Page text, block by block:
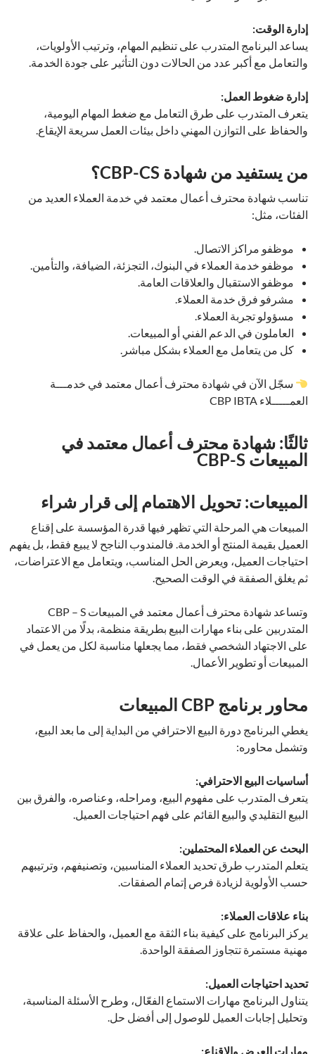
إدارة الوقت:
يساعد البرنامج المتدرب على تنظيم المهام، وترتيب الأولويات،
والتعامل مع أكبر عدد من الحالات دون التأثير على جودة الخدمة.
إدارة ضغوط العمل:
يتعرف المتدرب على طرق التعامل مع ضغط المهام اليومية،
والحفاظ على التوازن المهني داخل بيئات العمل سريعة الإيقاع.
من يستفيد من شهادة CBP-CS؟
تناسب شهادة محترف أعمال معتمد في خدمة العملاء العديد من
الفئات، مثل:
موظفو مراكز الاتصال.
موظفو خدمة العملاء في البنوك، التجزئة، الضيافة، والتأمين.
موظفو الاستقبال والعلاقات العامة.
مشرفو فرق خدمة العملاء.
مسؤولو تجربة العملاء.
العاملون في الدعم الفني أو المبيعات.
كل من يتعامل مع العملاء بشكل مباشر.
سجّل الآن في شهادة محترف أعمال معتمد في خدمـــة
العمـــــلاء CBP IBTA
ثالثًا: شهادة محترف أعمال معتمد في
المبيعات CBP-S
المبيعات: تحويل الاهتمام إلى قرار شراء
المبيعات هي المرحلة التي تظهر فيها قدرة المؤسسة على إقناع
العميل بقيمة المنتج أو الخدمة. فالمندوب الناجح لا يبيع فقط، بل يفهم
احتياجات العميل، ويعرض الحل المناسب، ويتعامل مع الاعتراضات،
ثم يغلق الصفقة في الوقت الصحيح.
وتساعد شهادة محترف أعمال معتمد في المبيعات CBP – S
المتدربين على بناء مهارات البيع بطريقة منظمة، بدلًا من الاعتماد
على الاجتهاد الشخصي فقط، مما يجعلها مناسبة لكل من يعمل في
المبيعات أو تطوير الأعمال.
محاور برنامج CBP المبيعات
يغطي البرنامج دورة البيع الاحترافي من البداية إلى ما بعد البيع،
وتشمل محاوره:
أساسيات البيع الاحترافي:
يتعرف المتدرب على مفهوم البيع، ومراحله، وعناصره، والفرق بين
البيع التقليدي والبيع القائم على فهم احتياجات العميل.
البحث عن العملاء المحتملين:
يتعلم المتدرب طرق تحديد العملاء المناسبين، وتصنيفهم، وترتيبهم
حسب الأولوية لزيادة فرص إتمام الصفقات.
بناء علاقات العملاء:
يركز البرنامج على كيفية بناء الثقة مع العميل، والحفاظ على علاقة
مهنية مستمرة تتجاوز الصفقة الواحدة.
تحديد احتياجات العميل:
يتناول البرنامج مهارات الاستماع الفعّال، وطرح الأسئلة المناسبة،
وتحليل إجابات العميل للوصول إلى أفضل حل.
مهارات العرض والإقناع: